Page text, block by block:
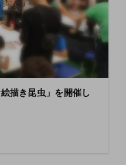
描き昆虫」を開催し